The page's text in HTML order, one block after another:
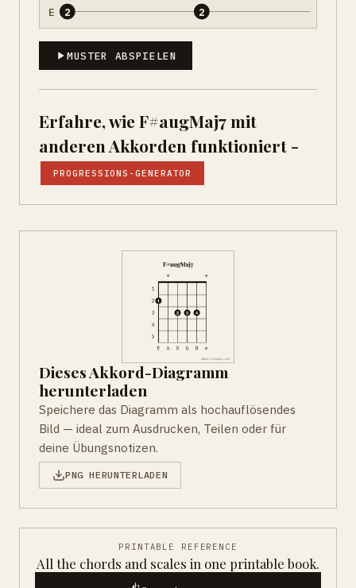
E
2 2
MUSTER ABSPIELEN
Erfahre, wie F#augMaj7 mit
anderen Akkorden funktioniert -
PROGRESSIONS-GENERATOR
Dieses Akkord-Diagramm
herunterladen
Speichere das Diagramm als hochauflösendes
Bild — ideal zum Ausdrucken, Teilen oder für
deine Übungsnotizen.
PNG HERUNTERLADEN
PRINTABLE REFERENCE
All the chords and scales in one printable book.